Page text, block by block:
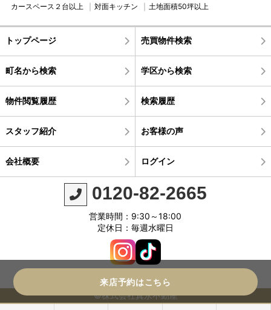
カースペース２台以上
対面キッチン 土地面積50坪以上
トップページ 売買物件検索
町名から検索 学区から検索
物件閲覧履歴 検索履歴
スタッフ紹介 お客様の声
会社概要 ログイン
0120-82-2665
営業時間：9:30～18:00
定休日：毎週水曜日
©株式会社真永不動産
来店予約はこちら